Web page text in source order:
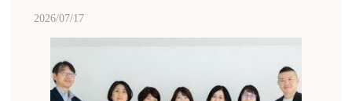
2026/07/17